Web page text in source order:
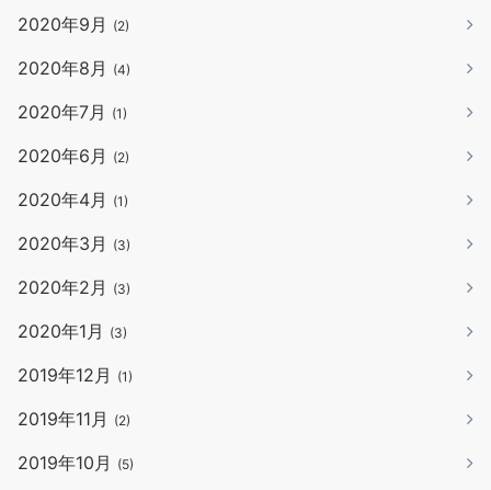
2020年9月 (2)
2020年8月 (4)
2020年7月 (1)
2020年6月 (2)
2020年4月 (1)
2020年3月 (3)
2020年2月 (3)
2020年1月 (3)
2019年12月 (1)
2019年11月 (2)
2019年10月 (5)